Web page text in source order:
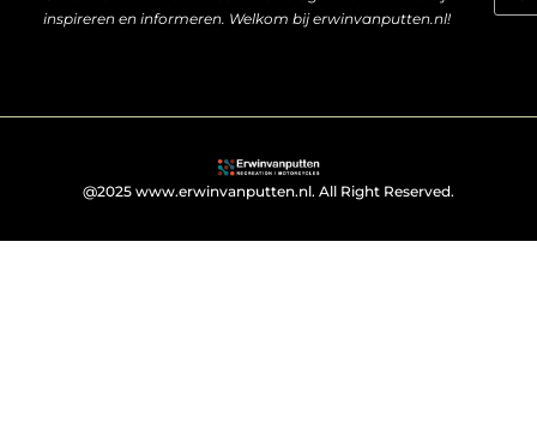
inspireren en informeren. Welkom bij erwinvanputten.nl!
@2025 www.erwinvanputten.nl. All Right Reserved.